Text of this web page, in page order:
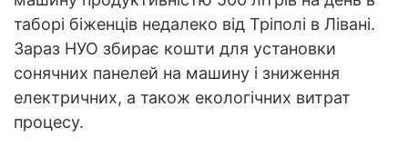
таборі біженців недалеко від Тріполі в Лівані.
Зараз НУО збирає кошти для установки
сонячних панелей на машину і зниження
електричних, а також екологічних витрат
процесу.